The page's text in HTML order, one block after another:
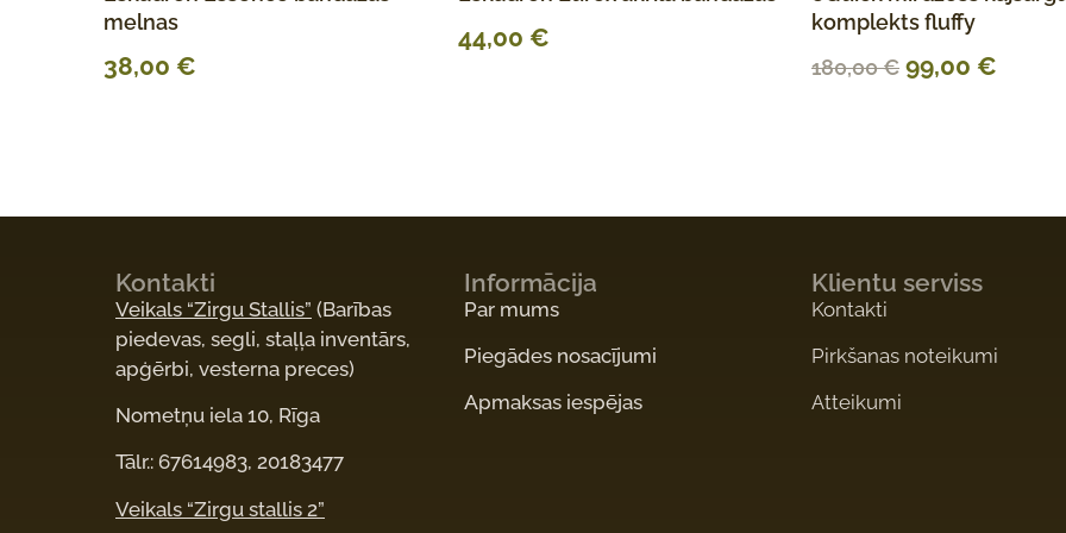
melnas
38,00 €
44,00 €
komplekts fluffy
180,00€ 99,00 €
Kontakti
Veikals “Zirgu Stallis” (Barības
piedevas, segli, staļļa inventārs,
apģērbi, vesterna preces)
Nometņu iela 10, Rīga
Tālr.: 67614983, 20183477
Veikals “Zirgu stallis 2”
Informācija
Par mums
Piegādes nosacījumi
Apmaksas iespējas
Klientu serviss
Kontakti
Pirkšanas noteikumi
Atteikumi